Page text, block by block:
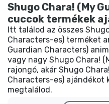
Shugo Chara! (My
cuccok termékek
Itt találod az összes
Characters-es) terméket
Guardian Characters)
vagy nagy Shugo Chara!
rajongó, akár Shugo
Characters-es) ajándékot
megtalálod.
Legújabb cuccok
Akciós ajánlatok
Express szállítás
Előrendelhető